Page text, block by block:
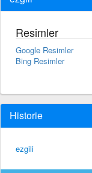
Resimler
Google Resimler
Bing Resimler
Historie
ezgili